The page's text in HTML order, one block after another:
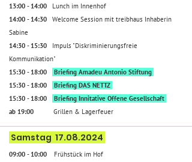
13:00 - 14:00 Lunch im Innenhof
14:00 - 14:30
Welcome Session mit treibhaus Inhaberin
Sabine
14:30 - 15:30
Impuls "Diskriminierungsfreie
Kommunikation"
15:30 - 18:00
Briefing Amadeu Antonio Stiftung
15:30 - 18:00
Briefing DAS NETTZ
15:30 - 18:00
Briefing Innitative Offene Gesellschaft
ab 19:00
Grillen & Lagerfeuer
Samstag 17.08.2024
09:00 - 10:00 Frühstück im Hof